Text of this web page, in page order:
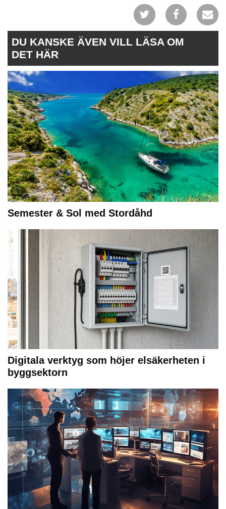
DU KANSKE ÄVEN VILL LÄSA OM
DET HÄR
Semester & Sol med Stordåhd
Digitala verktyg som höjer elsäkerheten i
byggsektorn